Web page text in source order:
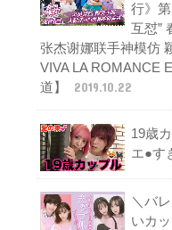
行》
互怼”
张杰谢娜联手神模仿
VIVA LA ROMANCE
道】
2019.10.22
19歳
エ●す
＼バ
いカ